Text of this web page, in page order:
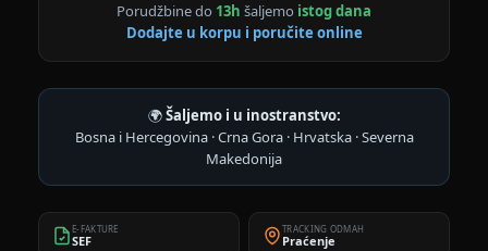
Porudžbine do 13h šaljemo istog dana
Dodajte u korpu i poručite online
🌍Šaljemo i u inostranstvo:
Bosna i Hercegovina · Crna Gora · Hrvatska · Severna
Makedonija
E-FAKTURE
SEF
TRACKING ODMAH
Praćenje